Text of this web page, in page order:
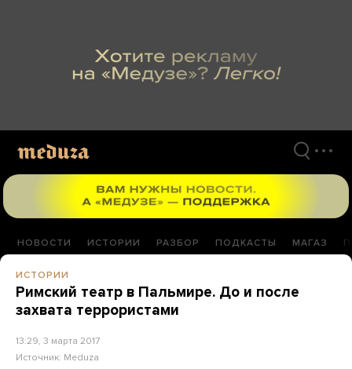
НОВОСТИ ИСТОРИИ РАЗБОР ПОДКАСТЫ МАГАЗ
ИСТОРИИ
Римский театр в Пальмире. До и после
захвата террористами
13:29, 3 марта 2017
Источник: Meduza